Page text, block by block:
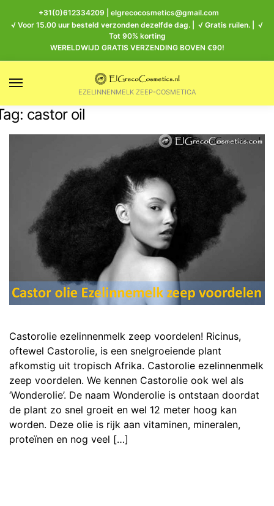
+31(0)612334209
elgrecocosmetics@gmail.com
√ Voor 15.00 uur besteld verzonden dezelfde dag. | √ Gratis ruilen. | √
Tot 90% korting
WERELDWIJD GRATIS VERZENDING BOVEN €90!
EZELINNENMELK ZEEP-COSMETICA
castor oil
Castorolie ezelinnenmelk zeep voordelen! Ricinus,
oftewel Castorolie, is een snelgroeiende plant
afkomstig uit tropisch Afrika. Castorolie ezelinnenmelk
zeep voordelen. We kennen Castorolie ook wel als
‘Wonderolie’. De naam Wonderolie is ontstaan doordat
de plant zo snel groeit en wel 12 meter hoog kan
worden. Deze olie is rijk aan vitaminen, mineralen,
proteïnen en nog veel […]